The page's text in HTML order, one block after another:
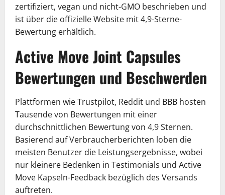
zertifiziert, vegan und nicht-GMO beschrieben und
ist über die offizielle Website mit 4,9-Sterne-
Bewertung erhältlich.
Active Move Joint Capsules
Bewertungen und Beschwerden
Plattformen wie Trustpilot, Reddit und BBB hosten
Tausende von Bewertungen mit einer
durchschnittlichen Bewertung von 4,9 Sternen.
Basierend auf Verbraucherberichten loben die
meisten Benutzer die Leistungsergebnisse, wobei
nur kleinere Bedenken in Testimonials und Active
Move Kapseln-Feedback bezüglich des Versands
auftreten.